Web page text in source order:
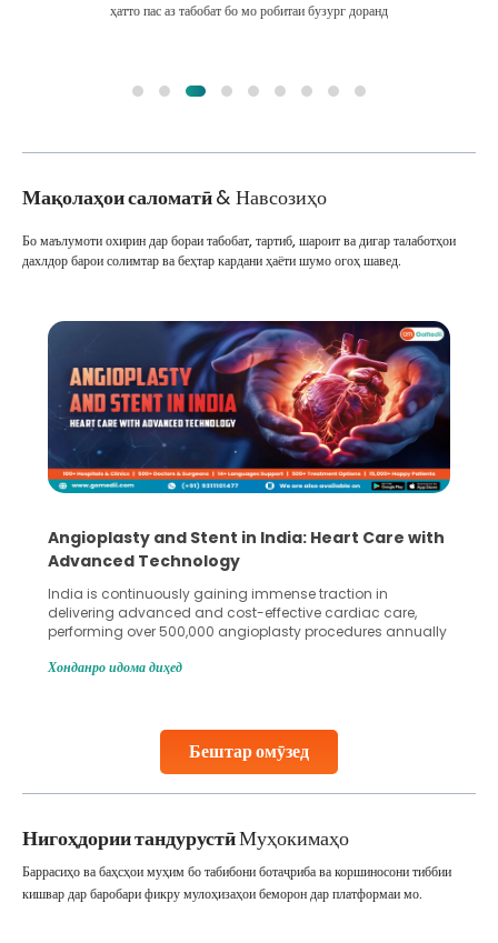
ҳатто пас аз табобат бо мо робитаи бузург доранд
Мақолаҳои саломатӣ& Навсозиҳо
Бештар омӯзед
Бо маълумоти охирин дар бораи табобат, тартиб, шароит ва дигар талаботҳои
дахлдор барои солимтар ва беҳтар кардани ҳаёти шумо огоҳ шавед.
5 Essential Steps for Effective Human Sperm
Collection and Processing Methods
Human sperm collection and processing are critical steps
in advanced reproductive techniques like In Vitro
Fertilization (IVF) and intrauterine insemination (IUI). These
challenges and help couples achieve their dream of
collected, they process the
Хонданро идома диҳед
Нигоҳдории тандурустӣМуҳокимаҳо
Баррасиҳо ва баҳсҳои муҳим бо табибони ботаҷриба ва коршиносони тиббии
кишвар дар баробари фикру мулоҳизаҳои беморон дар платформаи мо.